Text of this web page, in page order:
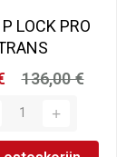
LOCK PRO
136,00 €